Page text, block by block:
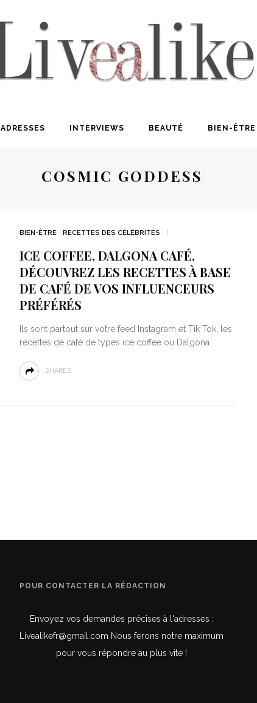
ADRESSES INTERVIEWS BEAUTÉ BIEN-ÊTRE
COSMIC GODDESS
BIEN-ÊTRE RECETTES DES CÉLÉBRITÉS
ICE COFFEE, DALGONA CAFÉ,
DÉCOUVREZ LES RECETTES À BASE
DE CAFÉ DE VOS INFLUENCEURS
PRÉFÉRÉS
Ils sont partout sur votre feed Instagram et Tik Tok, les
recettes de café de types ice coffee ou Dalgona
SHARES
POUR CONTACTER LA RÉDACTION
Envoyez vos demandes précises à l'adresses :
Livealikefr@gmail.com Nous ferons notre maximum
pour vous répondre au plus vite !